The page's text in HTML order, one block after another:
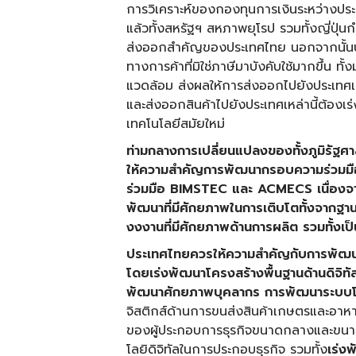
การวิเคราะห์ของกองทุนการเงินระหว่างป
แล้วทั้งสหรัฐฯ สหภาพยุโรป รวมทั้งญี่ปุ่นก
ส่งออกสำคัญของประเทศไทย นอกจากนั้น
ทางการค้าที่มิใช่ภาษีมาบังคับใช้มากขึ้น ทั้
แวดล้อม ส่งผลให้การส่งออกไปยังประเ
และส่งออกสินค้าไปยังประเทศเหล่านี้ต้อง
เทคโนโลยีสมัยใหม่
ท่ามกลางการเปลี่ยนแปลงของทั้งภูมิรัฐ
ให้ความสำคัญการพัฒนากรอบความร่วม
ร่วมมือ BIMSTEC และ ACMECS เนื่อง
พัฒนาที่มีศักยภาพในการเติบโตทั้งจากฐ
งงงานที่มีศักยภาพด้านการผลิต รวมทั้งเ
ประเทศไทยควรให้ความสำคัญกับการพั
โดยเร่งพัฒนาโครงสร้างพื้นฐานด้านดิจิ
พัฒนาศักยภาพบุคลากร การพัฒนาระบบ
จิสติกส์ด้านการขนส่งสินค้าเกษตรและอาห
ของผู้ประกอบการธุรกิจขนาดกลางและขน
โลยิดิจิทัลในการประกอบธุรกิจ รวมทั้งเร่ง